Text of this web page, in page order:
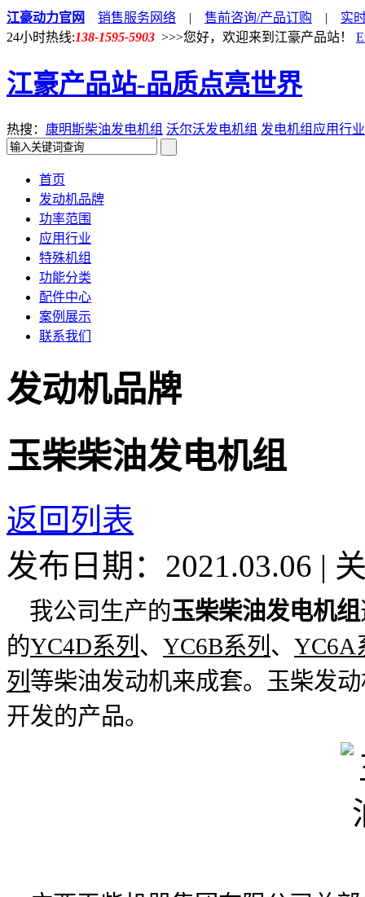
江豪动力官网 销售服务网络 | 售前咨询/产品订购 | 实
24小时热线:138-1595-5903 >>>您好，欢迎来到江豪产品站！
江豪产品站-品质点亮世界
热搜： 康明斯柴油发电机组 沃尔沃发电机组 发电机组应用行业
首页
发动机品牌
功率范围
应用行业
特殊机组
功能分类
配件中心
案例展示
联系我们
发动机品牌
玉柴柴油发电机组
返回列表
发布日期：2021.03.06 |
我公司生产的玉柴柴油发电机组
的YC4D系列 、 YC6B系列 、 YC6A
列 等柴油发动机来成套。玉柴发
开发的产品。